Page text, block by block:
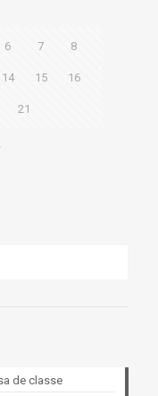
6 7 8
14 15 16
21
de classe